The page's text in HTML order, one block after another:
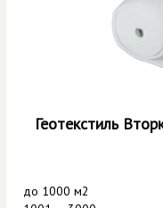
Геотекстиль
до 1000 м2